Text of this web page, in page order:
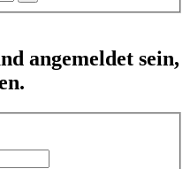
angemeldet sein,